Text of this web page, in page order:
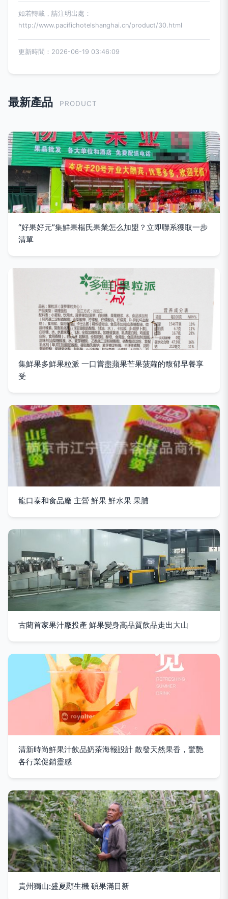
如若轉載，請注明出處：
http://www.pacifichotelshanghai.cn/product/30.html
更新時間：2026-06-19 03:46:09
最新產品 PRODUCT
“好果好元”集鮮果楊氏果業怎么加盟？立即聯系獲取一步
清單
集鮮果多鮮果粒派 一口嘗盡蘋果芒果菠蘿的馥郁早餐享
受
龍口泰和食品廠 主營 鮮果 鮮水果 果脯
古藺首家果汁廠投產 鮮果變身高品質飲品走出大山
清新時尚鮮果汁飲品奶茶海報設計 散發天然果香，驚艷
各行業促銷靈感
貴州獨山:盛夏顯生機 碩果滿目新